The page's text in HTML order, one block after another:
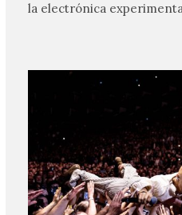
la electrónica